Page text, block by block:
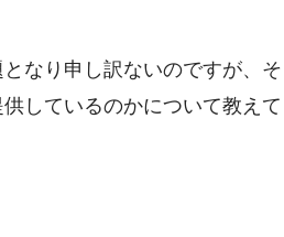
なり申し訳ないのですが、
しているのかについて教え